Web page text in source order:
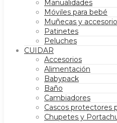
Manualidades
Móviles para bebé
Muñecas y
Patinetes
Peluches
CUIDAR
Accesorios
Alimentación
Babypack
Baño
Cambiadores
Cascos protectores
Chupetes y